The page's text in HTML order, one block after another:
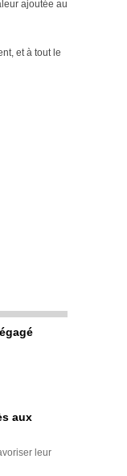
ajoutée au
et à tout le
aux
leur